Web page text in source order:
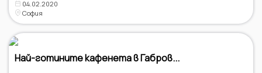
04.02.2020
София
Най-готините кафенета в Габров...